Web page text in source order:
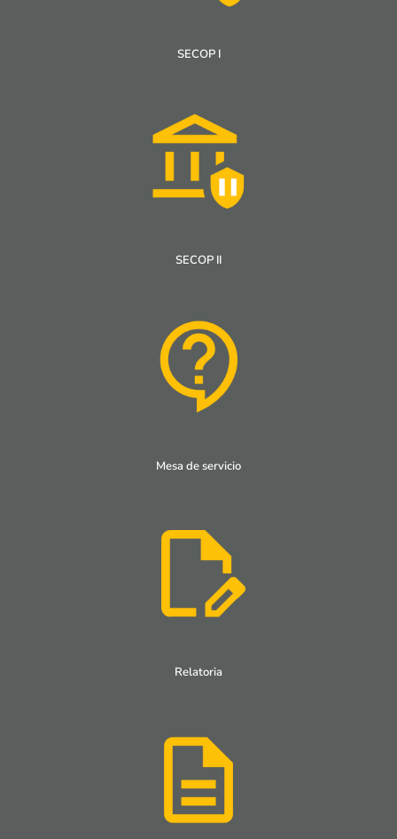
SECOP I
SECOP II
Mesa de servicio
Relatoria